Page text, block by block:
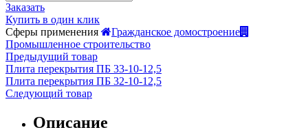
Заказать
Купить в один клик
Сферы применения
Гражданское домостроение
Промышленное строительство
Предыдущий товар
Плита перекрытия ПБ 33-10-12,5
Плита перекрытия ПБ 32-10-12,5
Следующий товар
Описание